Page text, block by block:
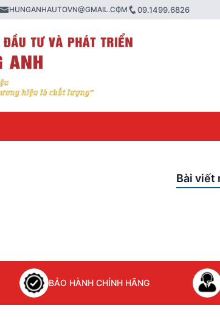
HUNGANHAUTOVN@GMAIL.COM 09.1499.6826
Bài viết
BẢO HÀNH CHÍNH HÃNG